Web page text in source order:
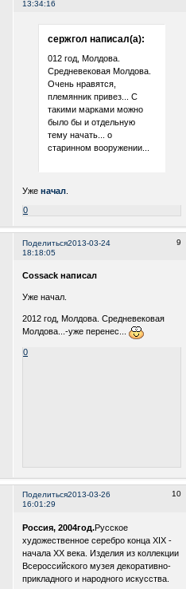
13:34:16
сержгол написал(а):
012 год, Молдова.
Средневековая Молдова.
Очень нравятся,
племянник привез... С
такими марками можно
было бы и отдельную
тему начать... о
старинном вооружении...
Уженачал
0
Поделиться 9
2013-03-24
18:18:05
Cossack написал
Уже начал.
2012 год, Молдова. Средневековая
Молдова...-уже перенес...
0
Поделиться 10
2013-03-26
16:01:29
Россия, 2004год.Русское
художественное серебро конца XIX -
начала XX века. Изделия из коллекции
Всероссийского музея декоративно-
прикладного и народного искусства.